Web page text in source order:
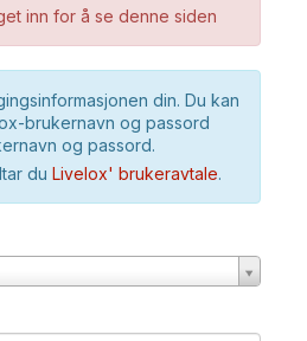
inn for å se denne siden
din. Du kan
brukernavn og passord
og passord.
du Livelox' brukeravtale.